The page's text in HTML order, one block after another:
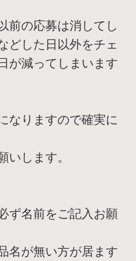
前の応募は消してし
どした日以外をチェ
が減ってしまいます
なりますので確実に
いします。
ず名前をご記入お願
名が無い方が居ます